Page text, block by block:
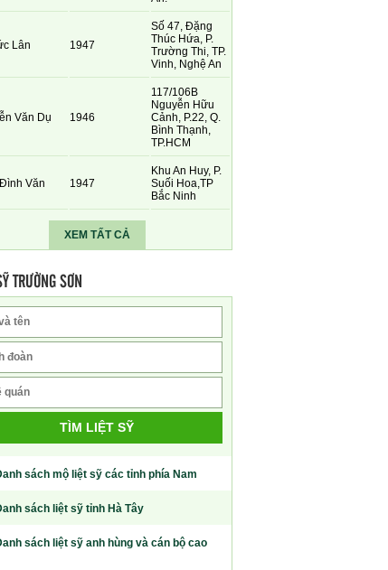
Lân 1947
Số 47, Đặng
Thúc Hứa, P.
Trường Thi, TP.
Vinh, Nghệ An
Văn Dụ 1946
117/106B
Nguyễn Hữu
Cảnh, P.22, Q.
Bình Thạnh,
TP.HCM
Văn 1947
Khu An Huy, P.
Suối Hoa,TP
Bắc Ninh
XEM TẤT CẢ
TRƯỜNG SƠN
TÌM LIỆT SỸ
sách mộ liệt sỹ các tỉnh phía Nam
sách liệt sỹ tỉnh Hà Tây
sách liệt sỹ anh hùng và cán bộ cao